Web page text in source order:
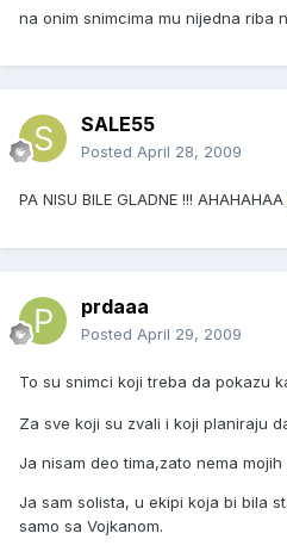
na onim snimcima mu nijedna riba
SALE55
Posted April 28, 2009
PA NISU BILE GLADNE !!! AHAHAHAA
prdaaa
Posted April 29, 2009
To su snimci koji treba da pokazu
Za sve koji su zvali i koji planiraju
Ja nisam deo tima,zato nema mojih
Ja sam solista, u ekipi koja bi bila
samo sa Vojkanom.